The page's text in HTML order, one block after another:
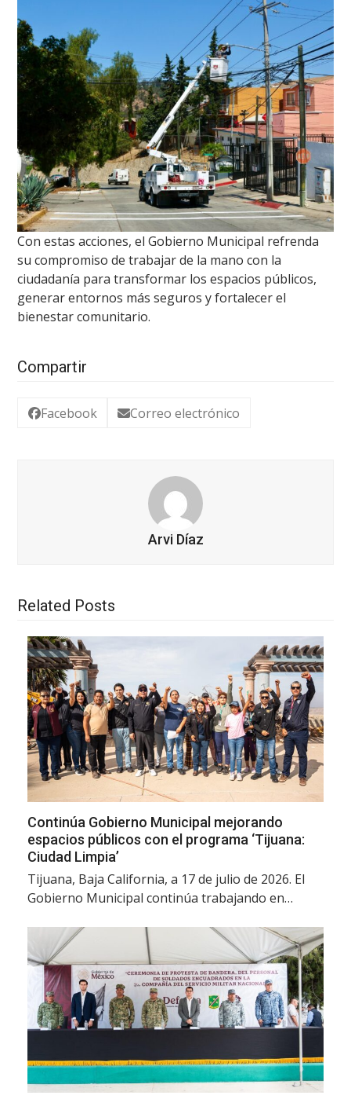
Con estas acciones, el Gobierno Municipal refrenda
su compromiso de trabajar de la mano con la
ciudadanía para transformar los espacios públicos,
generar entornos más seguros y fortalecer el
bienestar comunitario.
Compartir
Facebook Correo electrónico
Arvi Díaz
Related Posts
Continúa Gobierno Municipal mejorando
espacios públicos con el programa ‘Tijuana:
Ciudad Limpia’
Tijuana, Baja California, a 17 de julio de 2026. El
Gobierno Municipal continúa trabajando en…